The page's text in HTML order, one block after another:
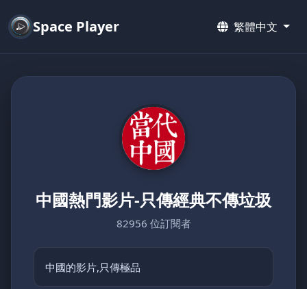
Space Player 繁體中文
中國熱門影片-只傳經典不傳垃圾
82956 位訂閱者
中國的影片,只傳極品